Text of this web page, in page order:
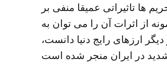
ها تاثیراتی عمیقا منفی بر
از اثرات آن را می توان به
ارزهای رایج دنیا دانست،